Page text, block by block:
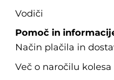
Vodiči
Pomoč in
Način plačila in
Več o naročilu